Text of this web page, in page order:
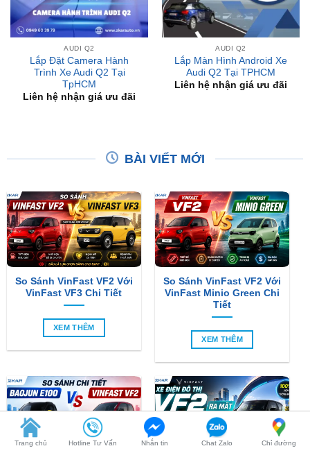
AUDI Q2
Lắp Đặt Camera Hành
Trình Xe Audi Q2 Tại
TpHCM
Liên hệ nhận giá ưu đãi
AUDI Q2
Lắp Màn Hình Android Xe
Audi Q2 Tại TPHCM
Liên hệ nhận giá ưu đãi
So Sánh VinFast VF2 Với
VinFast VF3 Chi Tiết
XEM THÊM
So Sánh VinFast VF2 Với
VinFast Minio Green Chi
Tiết
XEM THÊM
So Sánh Chi Tiết Baojun
E100 Và VinFast VF2
VinFast VF2 Ra Mắt: Xe
Điện Đô Thị Giá Chỉ 188
Trang chủ Hotline Tư Vấn Nhắn tin Chat Zalo Chỉ đường